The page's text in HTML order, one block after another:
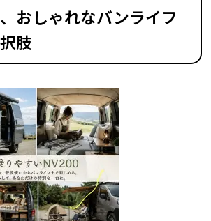
おしゃれなバンライフ
肢